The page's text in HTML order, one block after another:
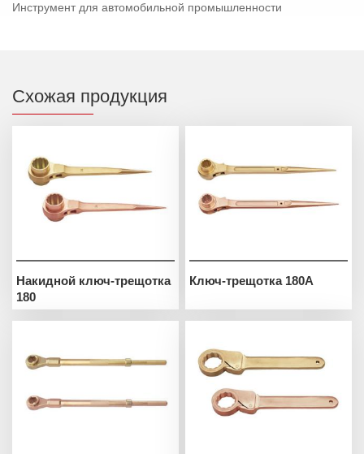
Инструмент для автомобильной промышленности
Схожая продукция
Накидной ключ-трещотка
180
Ключ-трещотка 180A